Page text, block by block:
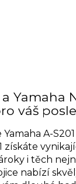
Yamaha
váš
A-
získáte
i těch
nabízí